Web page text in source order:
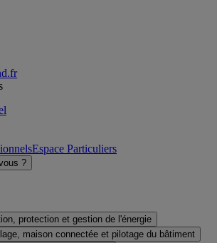
Espace Particuliers
?
protection et gestion de l'énergie
maison connectée et pilotage du bâtiment